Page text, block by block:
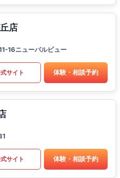
店
16ニューパルビュー
サイト 体験・相談予約
サイト 体験・相談予約